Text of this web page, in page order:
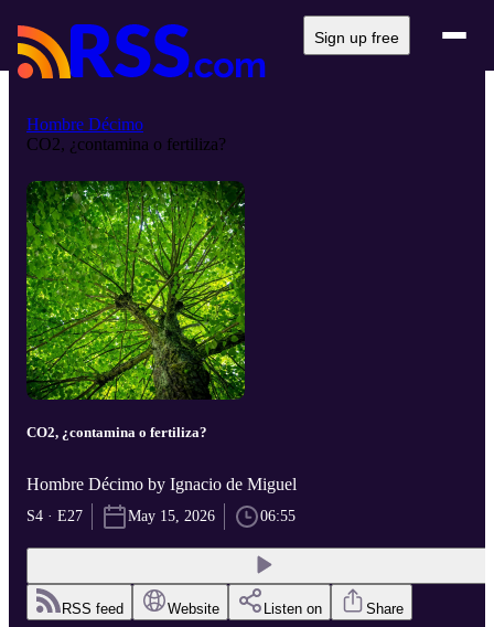
Sign up free
Hombre Décimo
CO2, ¿contamina o fertiliza?
CO2, ¿contamina o fertiliza?
Hombre Décimo by Ignacio de Miguel
S4 · E27 May 15, 2026 06:55
RSS feed Website Listen on Share